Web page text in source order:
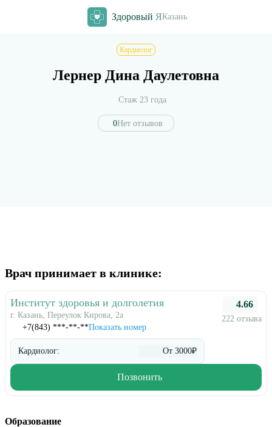
Здоровый ЯКазань
Кардиолог
Лернер Дина Даулетовна
Стаж 23 года
0Нет отзывов
Врач принимает в клинике:
Институт здоровья и долголетия
г. Казань, Переулок Кирова, 2а
+7(843) ***-**-**Показать номер
4.66
222 отзыва
Кардиолог: От 3000₽
Позвонить
Образование